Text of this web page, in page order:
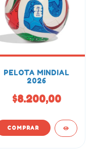
PELOTA MINDIAL
2026
$8.200,00